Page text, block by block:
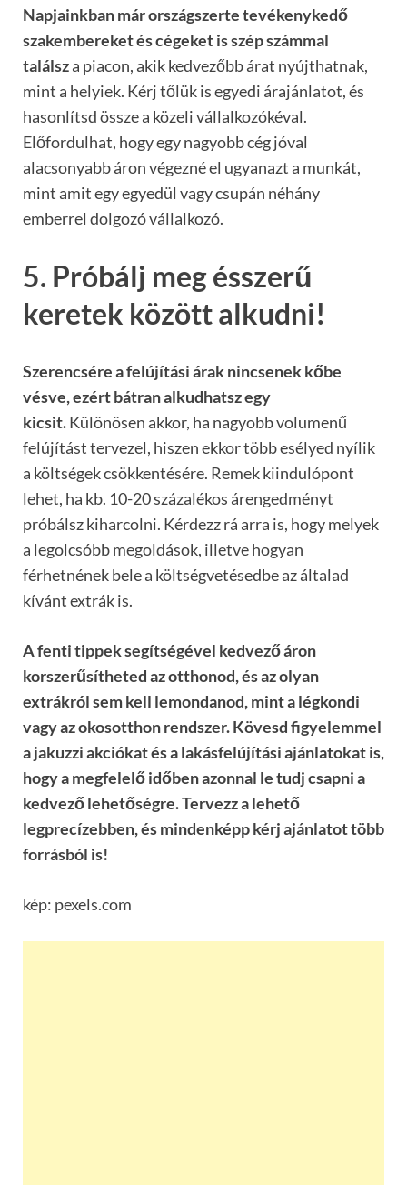
Napjainkban már országszerte tevékenykedő
szakembereket és cégeket is szép számmal
találsza piacon, akik kedvezőbb árat nyújthatnak,
mint a helyiek. Kérj tőlük is egyedi árajánlatot, és
hasonlítsd össze a közeli vállalkozókéval.
Előfordulhat, hogy egy nagyobb cég jóval
alacsonyabb áron végezné el ugyanazt a munkát,
mint amit egy egyedül vagy csupán néhány
emberrel dolgozó vállalkozó.
5. Próbálj meg ésszerű
keretek között alkudni!
Szerencsére a felújítási árak nincsenek kőbe
vésve, ezért bátran alkudhatsz egy
kicsit.Különösen akkor, ha nagyobb volumenű
felújítást tervezel, hiszen ekkor több esélyed nyílik
a költségek csökkentésére. Remek kiindulópont
lehet, ha kb. 10-20 százalékos árengedményt
próbálsz kiharcolni. Kérdezz rá arra is, hogy melyek
a legolcsóbb megoldások, illetve hogyan
férhetnének bele a költségvetésedbe az általad
kívánt extrák is.
A fenti tippek segítségével kedvező áron
korszerűsítheted az otthonod, és az olyan
extrákról sem kell lemondanod, mint a légkondi
vagy az okosotthon rendszer. Kövesd figyelemmel
a jakuzzi akciókat és a lakásfelújítási ajánlatokat is,
hogy a megfelelő időben azonnal le tudj csapni a
kedvező lehetőségre. Tervezz a lehető
legprecízebben, és mindenképp kérj ajánlatot több
forrásból is!
kép: pexels.com